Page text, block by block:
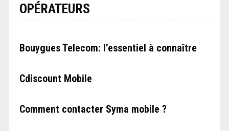
OPÉRATEURS
Bouygues Telecom: l’essentiel à connaître
Cdiscount Mobile
Comment contacter Syma mobile ?